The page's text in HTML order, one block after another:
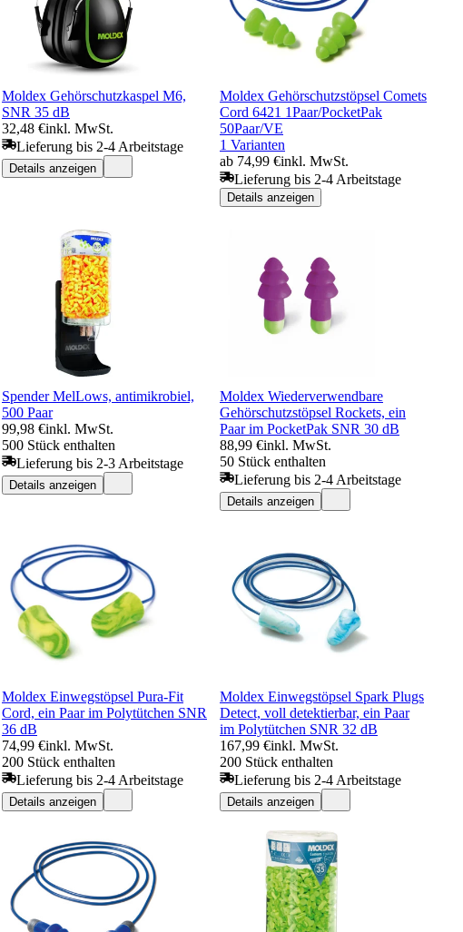
Moldex Gehörschutzkaspel M6,
SNR 35 dB
32,48 €inkl. MwSt.
Lieferung bis 2-4 Arbeitstage
Details anzeigen
Moldex Gehörschutzstöpsel Comets
Cord 6421 1Paar/PocketPak
50Paar/VE
1 Varianten
ab 74,99 €inkl. MwSt.
Lieferung bis 2-4 Arbeitstage
Details anzeigen
Spender MelLows, antimikrobiel,
500 Paar
99,98 €inkl. MwSt.
500 Stück enthalten
Lieferung bis 2-3 Arbeitstage
Details anzeigen
Moldex Wiederverwendbare
Gehörschutzstöpsel Rockets, ein
Paar im PocketPak SNR 30 dB
88,99 €inkl. MwSt.
50 Stück enthalten
Lieferung bis 2-4 Arbeitstage
Details anzeigen
Moldex Einwegstöpsel Pura-Fit
Cord, ein Paar im Polytütchen SNR
36 dB
74,99 €inkl. MwSt.
200 Stück enthalten
Lieferung bis 2-4 Arbeitstage
Details anzeigen
Moldex Einwegstöpsel Spark Plugs
Detect, voll detektierbar, ein Paar
im Polytütchen SNR 32 dB
167,99 €inkl. MwSt.
200 Stück enthalten
Lieferung bis 2-4 Arbeitstage
Details anzeigen